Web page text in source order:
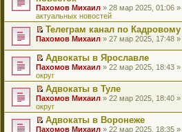
ю
щ
е
н
и
ю
о
о
б
щ
е
н
и
ю
о
м
у
с
о
б
щ
е
н
и
ю
а
н
н
м
у
с
о
о
б
щ
е
н
и
ю
о
ч
и
а
н
н
о
м
у
с
о
о
б
щ
н
е
п
о
и
т
а
н
н
о
м
у
с
о
в
о
м
у
н
п
р
о
ч
и
т
а
н
н
о
п
е
р
о
м
у
н
е
п
р
о
ч
и
т
е
р
е
й
т
к
п
е
р
в
о
м
у
н
е
Пахомов Михаил » 28 мар 2025, 01:06
актуальных новостей
П
р
е
й
т
и
к
п
е
р
в
Телеграм канал по
Пахомов Михаил » 27 мар 2025, 17:48
П
е
р
е
й
т
и
к
Адвокаты в Ярославле
Пахомов Михаил » 22 мар 2025, 18:43
округ
П
е
р
е
й
Адвокаты в Туле
Пахомов Михаил » 22 мар 2025, 18:40
округ
П
Адвокаты в Воронеже
Пахомов Михаил » 22 мар 2025, 18:35